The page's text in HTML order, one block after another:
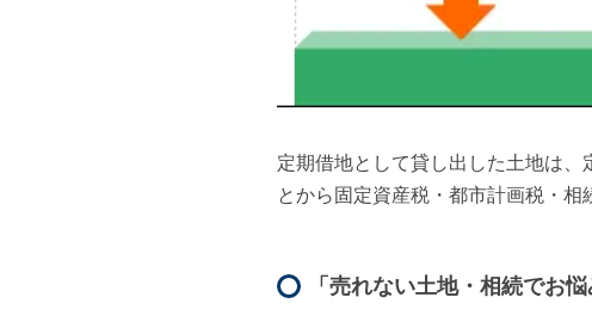
定期借地として貸し出した土地は
とから固定資産税・都市計画税・相
「売れない土地・相続でお